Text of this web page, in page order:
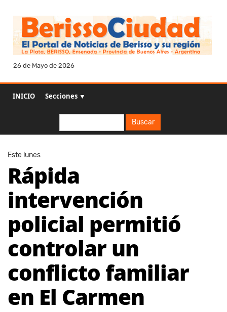
26 de Mayo de 2026
INICIO Secciones ▼
Buscar
Este lunes
Rápida
intervención
policial permitió
controlar un
conflicto familiar
en El Carmen